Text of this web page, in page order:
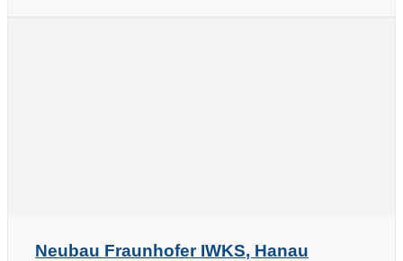
Neubau Fraunhofer IWKS, Hanau